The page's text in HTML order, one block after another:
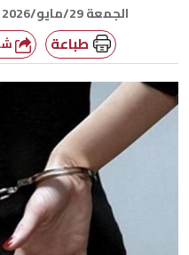
الجمعة 29/مايو/2026 - 01:00 م
طباعة